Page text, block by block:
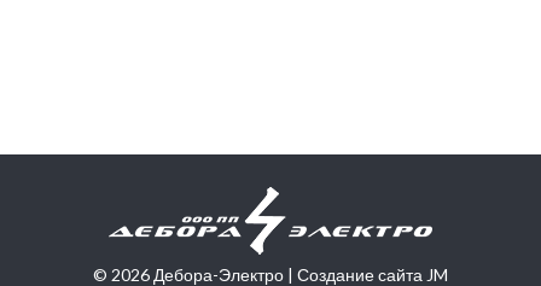
© 2026 Дебора-Электро | Создание сайта JM